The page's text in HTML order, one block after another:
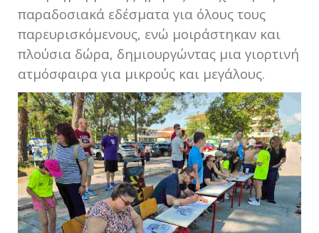
παραδοσιακά εδέσματα για όλους τους
παρευρισκόμενους, ενώ μοιράστηκαν και
πλούσια δώρα, δημιουργώντας μια γιορτινή
ατμόσφαιρα για μικρούς και μεγάλους.